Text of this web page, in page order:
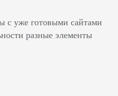
с уже готовыми сайтами
разные элементы